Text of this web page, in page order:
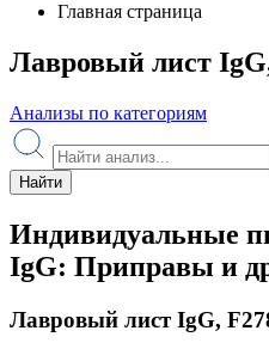
Главная страница
Лавровый лист
Анализы по категориям
Найти
Индивидуальные
IgG: Приправы и
Лавровый лист IgG,